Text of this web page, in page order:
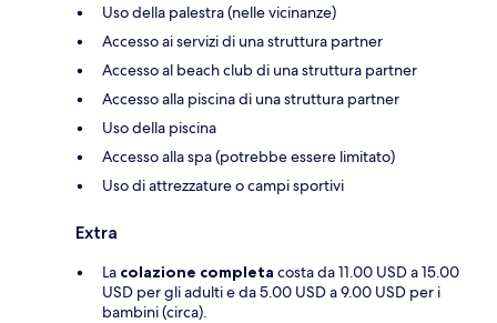
Uso della palestra (nelle vicinanze)
Accesso ai servizi di una struttura partner
Accesso al beach club di una struttura partner
Accesso alla piscina di una struttura partner
Uso della piscina
Accesso alla spa (potrebbe essere limitato)
Uso di attrezzature o campi sportivi
Extra
La colazione completa costa da 11.00 USD a 15.00
USD per gli adulti e da 5.00 USD a 9.00 USD per i
bambini (circa).